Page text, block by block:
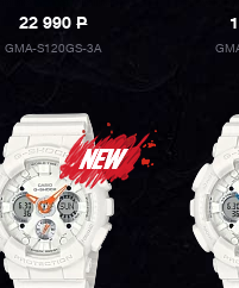
22 990P
GMA-S120GS-3A